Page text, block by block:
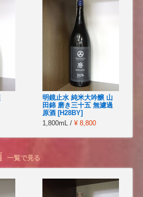
明鏡止水 純米大吟醸 山
田錦 磨き三十五 無濾過
原酒 [H28BY]
1,800mL / ¥ 8,800
一覧で見る